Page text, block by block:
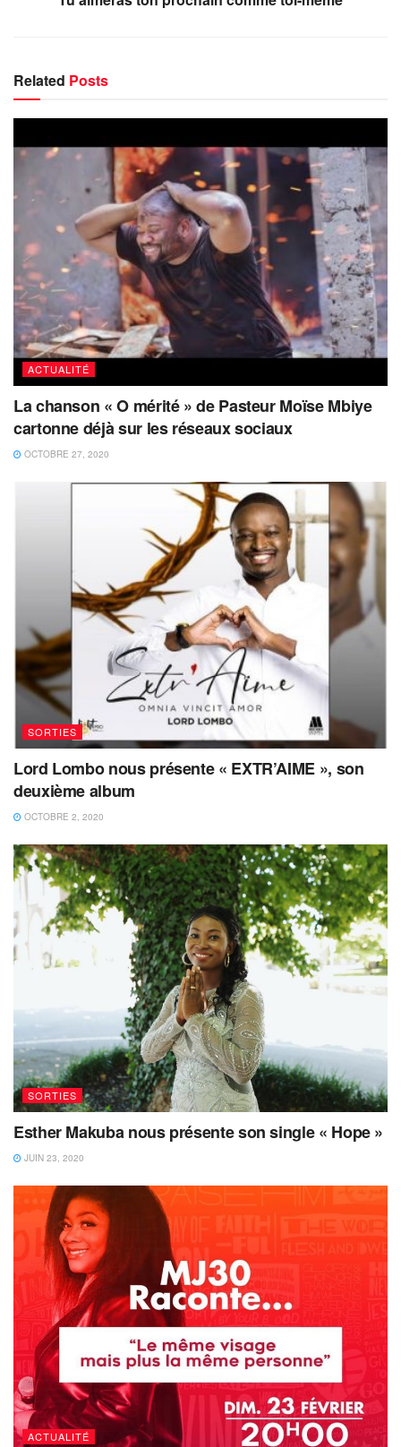
Related Posts
ACTUALITÉ
La chanson « O mérité » de Pasteur Moïse Mbiye
cartonne déjà sur les réseaux sociaux
OCTOBRE 27, 2020
SORTIES
Lord Lombo nous présente « EXTR’AIME », son
deuxième album
OCTOBRE 2, 2020
SORTIES
Esther Makuba nous présente son single « Hope »
JUIN 23, 2020
ACTUALITÉ